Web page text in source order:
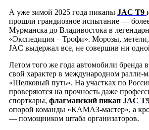
А уже зимой 2025 года пикапы JAC T9
прошли грандиозное испытание —
Мурманска до Владивостока в
«Экспедиция – Трофи». Морозы,
JAC выдержал все, не совершив ни
Летом того же года автомобили бренда
свой характер в международном ралли-
«Шелковый путь». На участках по
проверяются на прочность даже
спорткары, флагманский пикап JAC
опорой команды «КАМАЗ-мастер», а
— помощником штаба организаторов.